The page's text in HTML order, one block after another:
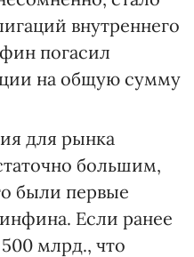
внутреннего
погасил
на общую сумму
для рынка
большим,
были первые
Если ранее
млрд., что